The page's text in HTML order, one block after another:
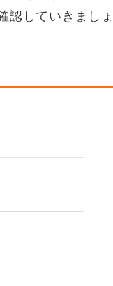
認していきましょ